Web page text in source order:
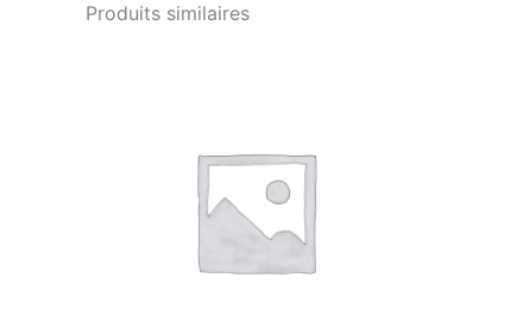
Produits similaires